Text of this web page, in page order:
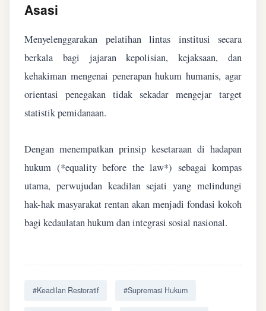
Asasi
Menyelenggarakan pelatihan lintas institusi secara
berkala bagi jajaran kepolisian, kejaksaan, dan
kehakiman mengenai penerapan hukum humanis, agar
orientasi penegakan tidak sekadar mengejar target
statistik pemidanaan.
Dengan menempatkan prinsip kesetaraan di hadapan
hukum (*equality before the law*) sebagai kompas
utama, perwujudan keadilan sejati yang melindungi
hak-hak masyarakat rentan akan menjadi fondasi kokoh
bagi kedaulatan hukum dan integrasi sosial nasional.
#Keadilan Restoratif #Supremasi Hukum